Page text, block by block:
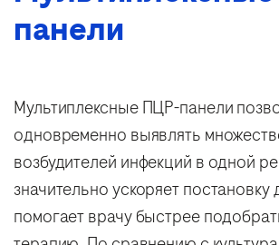
панели
Мультиплексные ПЦР-панели
одновременно выявлять
возбудителей инфекций в одной
значительно ускоряет постановку
помогает врачу быстрее